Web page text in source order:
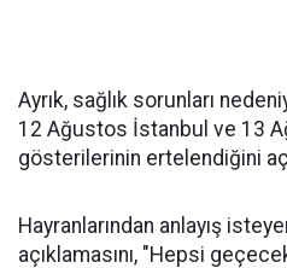
Ayrık, sağlık sorunları
12 Ağustos İstanbul ve 13
gösterilerinin ertelendiğini
Hayranlarından anlayış
açıklamasını, "Hepsi